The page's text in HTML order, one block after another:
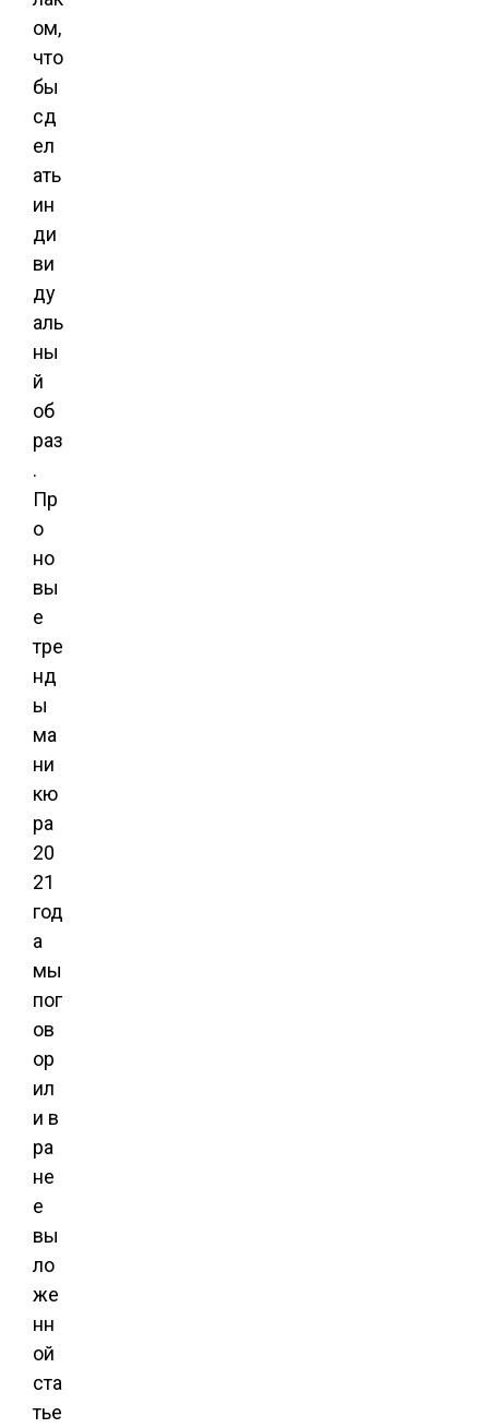
ом,
что
бы
сд
ел
ать
ин
ди
ви
ду
аль
ны
й
об
раз
.
Пр
о
но
вы
е
тре
нд
ы
ма
ни
кю
ра
20
21
год
а
мы
пог
ов
ор
ил
и в
ра
не
е
вы
ло
же
нн
ой
ста
тье